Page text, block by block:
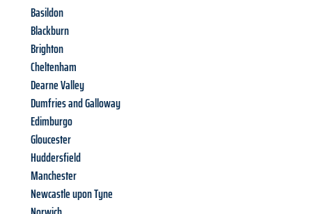
Basildon
Blackburn
Brighton
Cheltenham
Dearne Valley
Dumfries and Galloway
Edimburgo
Gloucester
Huddersfield
Manchester
Newcastle upon Tyne